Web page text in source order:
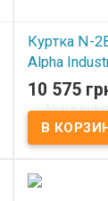
Куртка N-
Alpha
В
10 575